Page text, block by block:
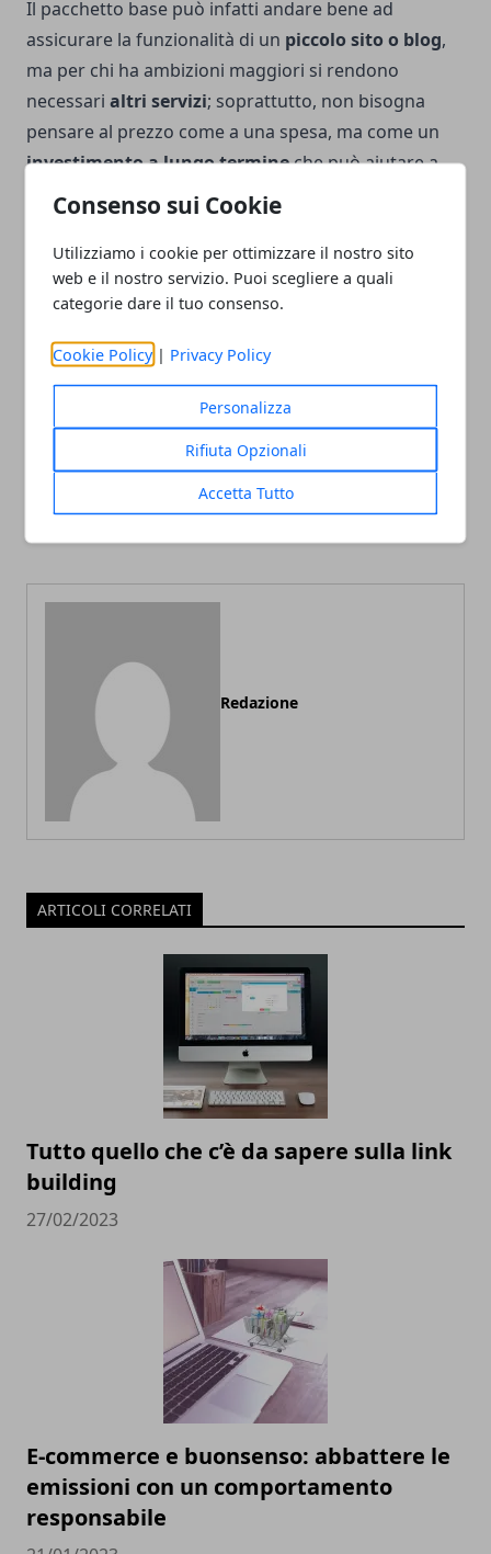
Consenso sui Cookie
Utilizziamo i cookie per ottimizzare il nostro sito
web e il nostro servizio. Puoi scegliere a quali
categorie dare il tuo consenso.
Cookie Policy | Privacy Policy
Personalizza
Rifiuta Opzionali
Accetta Tutto
Il pacchetto base può infatti andare bene ad
assicurare la funzionalità di un piccolo sito o blog,
ma per chi ha ambizioni maggiori si rendono
necessari altri servizi; soprattutto, non bisogna
pensare al prezzo come a una spesa, ma come un
investimento a lungo termineche può aiutare a
raggiungere gli obiettivi prefissati col sito.
Facebook
Twitter
Automazione e intelligenza
WordPress: perchè è tra i
Redazione
ARTICOLI CORRELATI
Tutto quello che c’è da sapere sulla link
building
27/02/2023
E-commerce e buonsenso: abbattere le
emissioni con un comportamento
responsabile